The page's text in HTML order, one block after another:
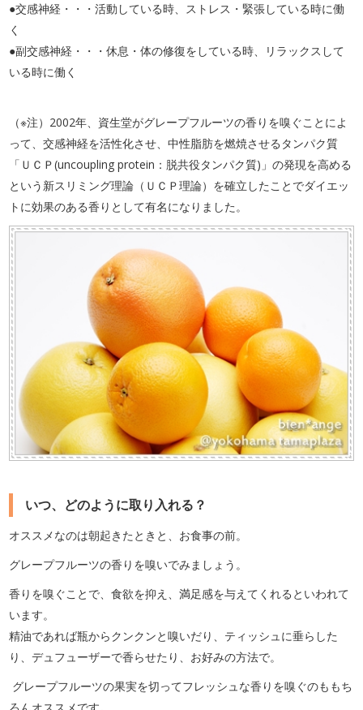
●交感神経・・・活動している時、ストレス・緊張している時に働
く
●副交感神経・・・休息・体の修復をしている時、リラックスして
いる時に働く
（※注）2002年、資生堂がグレープフルーツの香りを嗅ぐことによ
って、交感神経を活性化させ、中性脂肪を燃焼させるタンパク質
「ＵＣＰ(uncoupling protein：脱共役タンパク質)」の発現を高める
という新スリミング理論（ＵＣＰ理論）を確立したことでダイエッ
トに効果のある香りとして有名になりました。
いつ、どのように取り入れる？
オススメなのは朝起きたときと、お食事の前。
グレープフルーツの香りを嗅いでみましょう。
香りを嗅ぐことで、食欲を抑え、満足感を与えてくれるといわれて
います。
精油であれば瓶からクンクンと嗅いだり、ティッシュに垂らした
り、デュフューザーで香らせたり、お好みの方法で。
グレープフルーツの果実を切ってフレッシュな香りを嗅ぐのももち